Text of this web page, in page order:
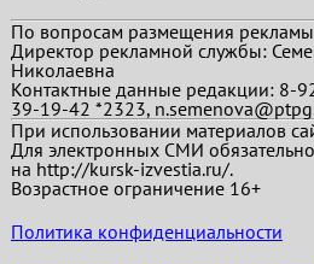
По вопросам размещения
Директор рекламной службы:
Николаевна
Контактные данные редакции: 8-
39-19-42 *2323,
При использовании материалов
Для электронных СМИ
на http://kursk-izvestia.ru/.
Возрастное ограничение 16+
Политика конфиденциальности